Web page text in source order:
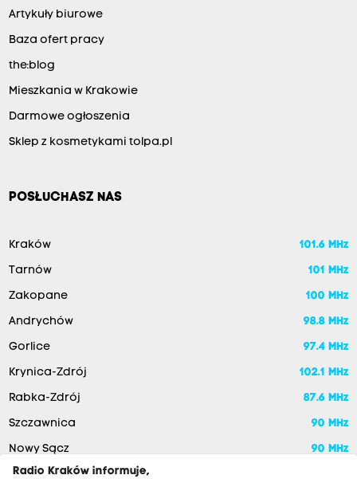
Artykuły biurowe
Baza ofert pracy
the:blog
Mieszkania w Krakowie
Darmowe ogłoszenia
Sklep z kosmetykami tolpa.pl
POSŁUCHASZ NAS
Kraków 101.6 MHz
Tarnów 101 MHz
Zakopane 100 MHz
Andrychów 98.8 MHz
Gorlice 97.4 MHz
Krynica-Zdrój 102.1 MHz
Rabka-Zdrój 87.6 MHz
Szczawnica 90 MHz
Nowy Sącz
90 MHz
Radio Kraków informuje,